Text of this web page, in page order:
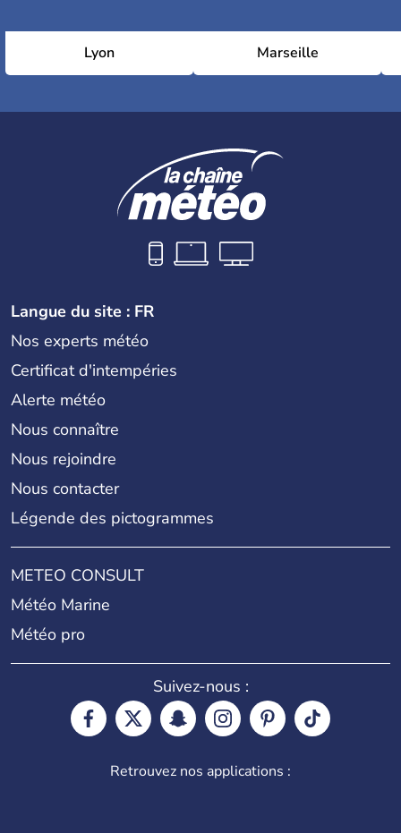
Lyon Marseille
Langue du site : FR
Nos experts météo
Certificat d'intempéries
Alerte météo
Nous connaître
Nous rejoindre
Nous contacter
Légende des pictogrammes
METEO CONSULT
Météo Marine
Météo pro
Suivez-nous :
Retrouvez nos applications :